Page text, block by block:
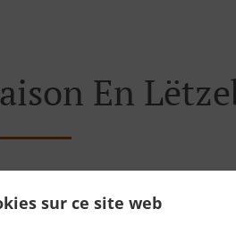
sur ce site web
En
et sommes ravis de prendre